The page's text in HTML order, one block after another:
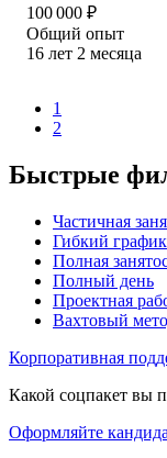
100 000 ₽
Общий опыт
16 лет 2 месяца
1
2
Быстрые
Частичная
Гибкий график
Полная
Полный день
Проектная
Вахтовый
Корпоративная
Какой соцпакет вы
Оформляйте